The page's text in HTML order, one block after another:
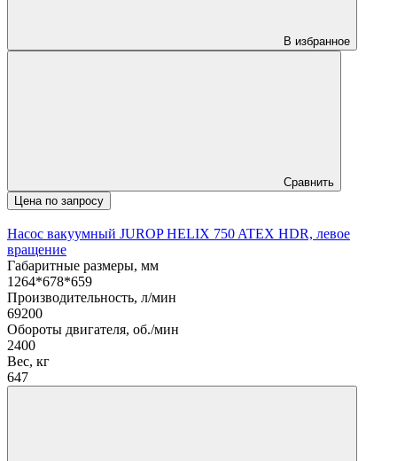
В избранное
Сравнить
Цена по запросу
Насос вакуумный JUROP HELIX 750 ATEX HDR, левое
вращение
Габаритные размеры, мм
1264*678*659
Производительность, л/мин
69200
Обороты двигателя, об./мин
2400
Вес, кг
647